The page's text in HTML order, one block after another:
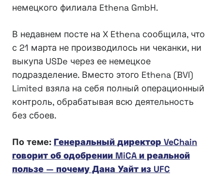
немецкого филиала Ethena GmbH.
В недавнем посте на X Ethena сообщила, что
с 21 марта не производилось ни чеканки, ни
выкупа USDe через ее немецкое
подразделение. Вместо этого Ethena (BVI)
Limited взяла на себя полный операционный
контроль, обрабатывая всю деятельность
без сбоев.
По теме: Генеральный директор VeChain
говорит об одобрении MiCA и реальной
пользе — почему Дана Уайт из UFC